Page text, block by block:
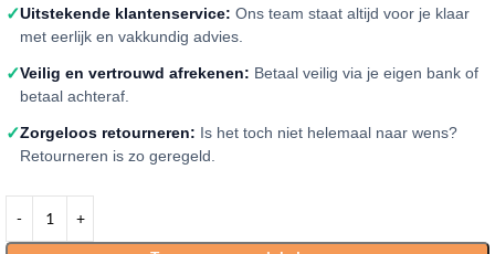
✓Uitstekende klantenservice: Ons team staat altijd voor je klaar
met eerlijk en vakkundig advies.
✓Veilig en vertrouwd afrekenen: Betaal veilig via je eigen bank of
betaal achteraf.
✓Zorgeloos retourneren: Is het toch niet helemaal naar wens?
Retourneren is zo geregeld.